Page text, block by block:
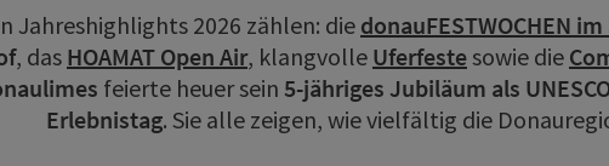
Jahreshighlights 2026 zählen: die donauFESTWOCHEN
, das HOAMAT Open Air, klangvolle Uferfestesowie die
feierte heuer sein 5-jähriges Jubiläum als
Erlebnistag. Sie alle zeigen, wie vielfältig die